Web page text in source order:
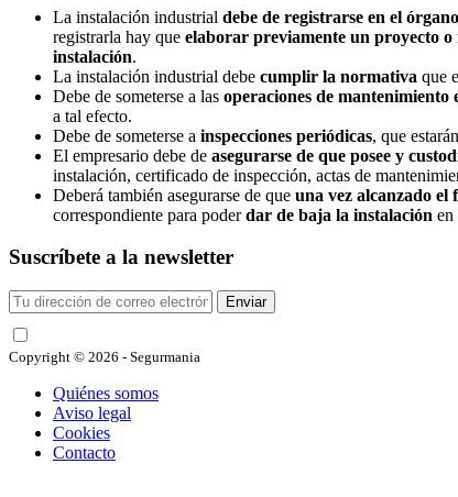
La instalación industrial debe de registrarse en el
registrarla hay que elaborar previamente un proyecto o
instalación.
La instalación industrial debe cumplir la normativa que
Debe de someterse a las operaciones de mantenimiento
a tal efecto.
Debe de someterse a inspecciones periódicas, que
El empresario debe de asegurarse de que posee y
instalación, certificado de inspección, actas de
Deberá también asegurarse de que una vez alcanzado
correspondiente para poderdar de baja la instalación en
Suscríbete a la newsletter
Enviar
Copyright © 2026 - Segurmania
Quiénes somos
Aviso legal
Cookies
Contacto